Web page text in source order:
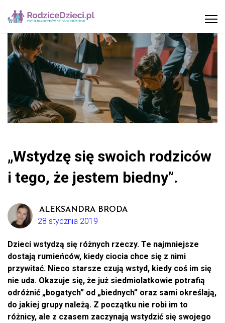
„Wstydzę się swoich rodziców
i tego, że jestem biedny”.
ALEKSANDRA BRODA
28 stycznia 2019
Dzieci wstydzą się różnych rzeczy. Te najmniejsze
dostają rumieńców, kiedy ciocia chce się z nimi
przywitać. Nieco starsze czują wstyd, kiedy coś im się
nie uda. Okazuje się, że już siedmiolatkowie potrafią
odróżnić „bogatych” od „biednych” oraz sami określają,
do jakiej grupy należą. Z początku nie robi im to
różnicy, ale z czasem zaczynają wstydzić się swojego